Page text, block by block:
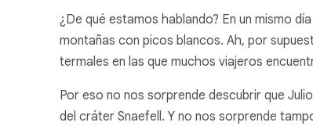
¿De qué estamos hablando? En un mismo
montañas con picos blancos. Ah, por
termales en las que muchos viajeros
Por eso no nos sorprende descubrir que
del cráter Snaefell. Y no nos sorprende